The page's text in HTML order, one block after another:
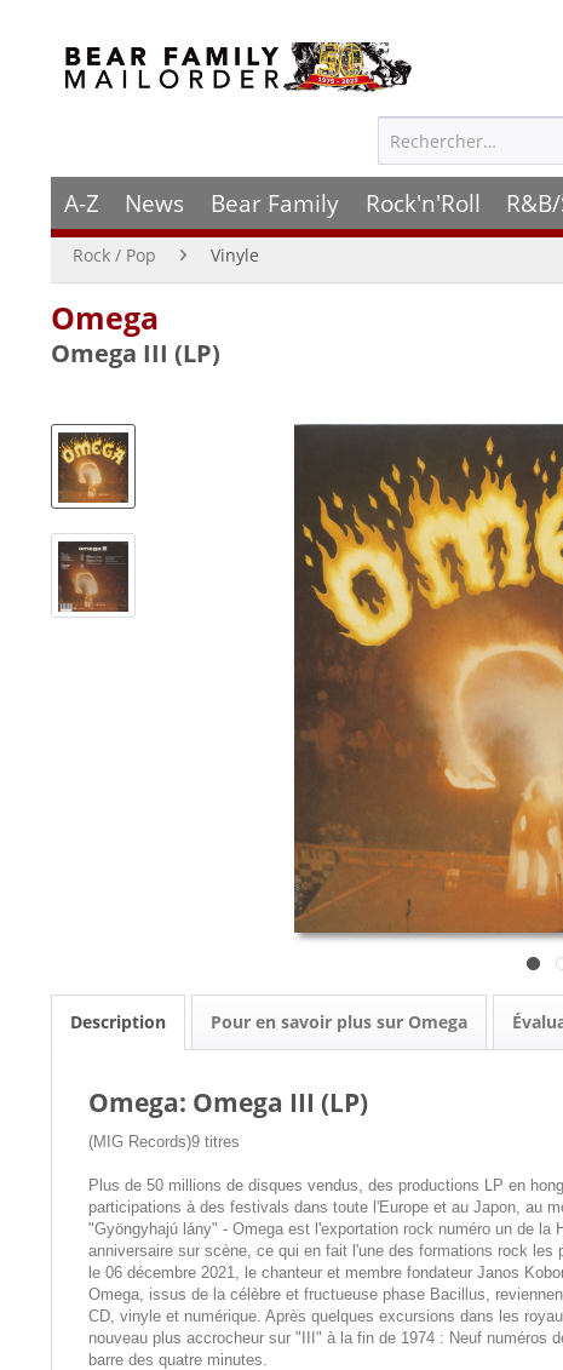
A-Z News Bear Family Rock'n'Roll
Rock / Pop Vinyle
Omega
Omega III (LP)
Description Pour en savoir plus sur Omega
Omega: Omega III (LP)
(MIG Records)9 titres
Plus de 50 millions de disques vendus, des productions LP en
participations à des festivals dans toute l'Europe et au Japon, au
"Gyöngyhajú lány" - Omega est l'exportation rock numéro un de la
anniversaire sur scène, ce qui en fait l'une des formations rock
le 06 décembre 2021, le chanteur et membre fondateur Janos
Omega, issus de la célèbre et fructueuse phase Bacillus,
CD, vinyle et numérique. Après quelques excursions dans les
nouveau plus accrocheur sur "III" à la fin de 1974 : Neuf numéros
barre des quatre minutes.